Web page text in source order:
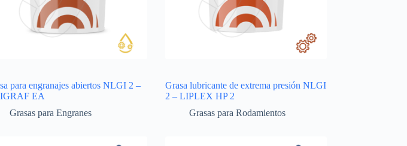
para engranajes abiertos NLGI 2 –
EA
Grasas para Engranes
Grasa lubricante de extrema presión NLGI
2 – LIPLEX HP 2
Grasas para Rodamientos